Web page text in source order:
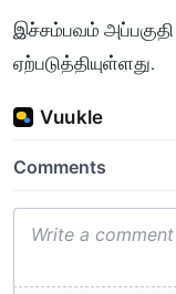
இச்சம்பவம்
ஏற்படுத்தியுள்ளது.